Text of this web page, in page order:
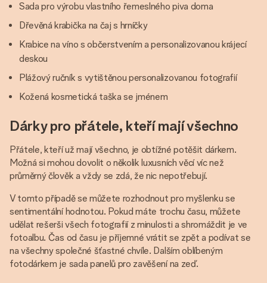
Sada pro výrobu vlastního řemeslného piva doma
Dřevěná krabička na čaj s hrníčky
Krabice na víno s občerstvením a personalizovanou krájecí
deskou
Plážový ručník s vytištěnou personalizovanou fotografií
Kožená kosmetická taška se jménem
Dárky pro přátele, kteří mají všechno
Přátele, kteří už mají všechno, je obtížné potěšit dárkem.
Možná si mohou dovolit o několik luxusních věcí víc než
průměrný člověk a vždy se zdá, že nic nepotřebují.
V tomto případě se můžete rozhodnout pro myšlenku se
sentimentální hodnotou. Pokud máte trochu času, můžete
udělat rešerši všech fotografií z minulosti a shromáždit je ve
fotoalbu. Čas od času je příjemné vrátit se zpět a podívat se
na všechny společné šťastné chvíle. Dalším oblíbeným
fotodárkem je sada panelů pro zavěšení na zeď.